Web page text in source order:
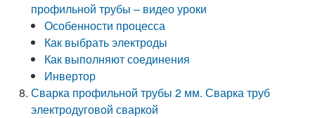
профильной трубы – видео уроки
Особенности процесса
Как выбрать электроды
Как выполняют соединения
Инвертор
Сварка профильной трубы 2 мм. Сварка труб
электродуговой сваркой